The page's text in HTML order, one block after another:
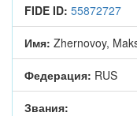
FIDE ID: 55872727
Имя: Zhernovoy,
Федерация: RUS
Звания: